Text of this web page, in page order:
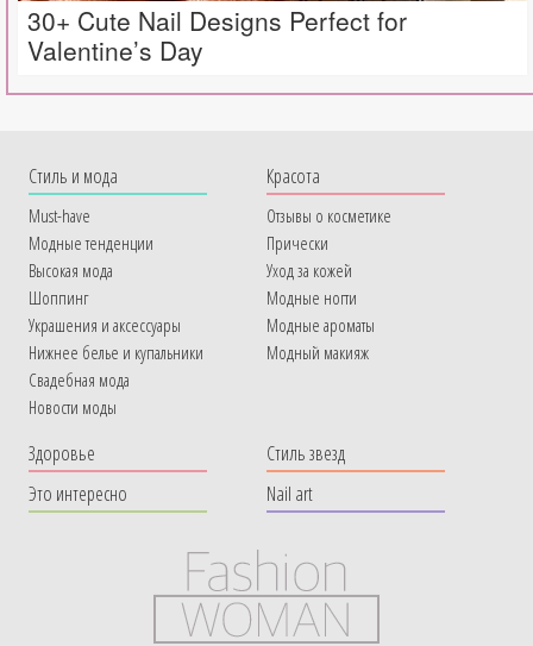
30+ Cute Nail Designs Perfect for
Valentine’s Day
Cтиль и мода
Must-have
Модные тенденции
Высокая мода
Шоппинг
Украшения и аксессуары
Нижнее белье и купальники
Свадебная мода
Новости моды
Красота
Отзывы о косметике
Прически
Уход за кожей
Модные ногти
Модные ароматы
Модный макияж
Здоровье
Это интересно
Стиль звезд
Nail art